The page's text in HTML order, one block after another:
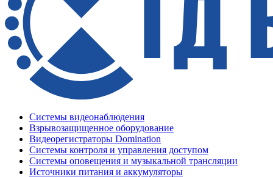
Системы видеонаблюдения
Взрывозащищенное оборудование
Видеорегистраторы Domination
Системы контроля и управления доступом
Системы оповещения и музыкальной трансляции
Источники питания и аккумуляторы